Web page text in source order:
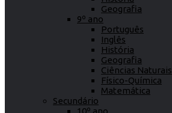
Geografia
9º ano
Português
Inglês
História
Geografia
Ciências Naturais
Físico-Química
Matemática
Secundário